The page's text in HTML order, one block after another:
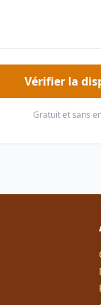
Vérifier la
Gratuit et sans